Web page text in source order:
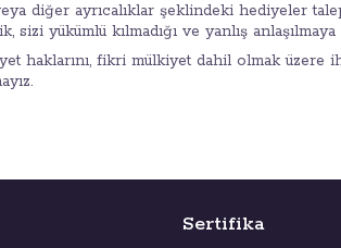
diğer ayrıcalıklar şeklindeki hediyeler
sizi yükümlü kılmadığı ve yanlış
haklarını, fikri mülkiyet dahil olmak
Sertifika